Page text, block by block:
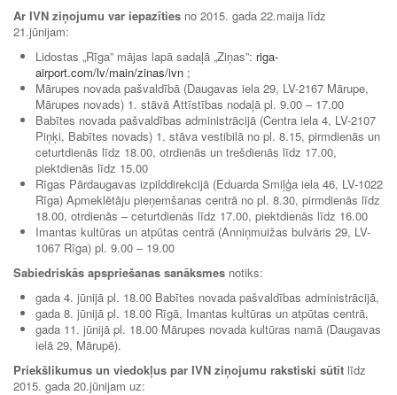
Ar IVN ziņojumu var iepazīties no 2015. gada 22.maija līdz
21.jūnijam:
Lidostas „Rīga” mājas lapā sadaļā „Ziņas”: riga-
airport.com/lv/main/zinas/ivn ;
Mārupes novada pašvaldībā (Daugavas iela 29, LV-2167 Mārupe,
Mārupes novads) 1. stāvā Attīstības nodaļā pl. 9.00 – 17.00
Babītes novada pašvaldības administrācijā (Centra iela 4, LV-2107
Piņķi, Babītes novads) 1. stāva vestibilā no pl. 8.15, pirmdienās un
ceturtdienās līdz 18.00, otrdienās un trešdienās līdz 17.00,
piektdienās līdz 15.00
Rīgas Pārdaugavas izpilddirekcijā (Eduarda Smiļģa iela 46, LV-1022
Rīga) Apmeklētāju pieņemšanas centrā no pl. 8.30, pirmdienās līdz
18.00, otrdienās – ceturtdienās līdz 17.00, piektdienās līdz 16.00
Imantas kultūras un atpūtas centrā (Anniņmuižas bulvāris 29, LV-
1067 Rīga) pl. 9.00 – 19.00
Sabiedriskās apspriešanas sanāksmes notiks:
gada 4. jūnijā pl. 18.00 Babītes novada pašvaldības administrācijā,
gada 8. jūnijā pl. 18.00 Rīgā, Imantas kultūras un atpūtas centrā,
gada 11. jūnijā pl. 18.00 Mārupes novada kultūras namā (Daugavas
ielā 29, Mārupē).
Priekšlikumus un viedokļus par IVN ziņojumu rakstiski sūtīt līdz
2015. gada 20.jūnijam uz: